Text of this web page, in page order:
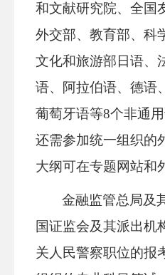
和文献研究院、全国
外交部、教育部、科
文化和旅游部日语、
语、阿拉伯语、德语
葡萄牙语等8个非通
还需参加统一组织的
大纲可在专题网站和
金融监管总局及
国证监会及其派出机
关人民警察职位的报